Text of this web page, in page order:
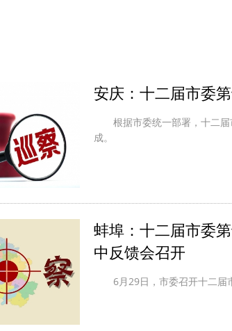
安庆：十二届市委
根据市委统一部署，十二
成。
蚌埠：十二届市委
中反馈会召开
6月29日，市委召开十二届